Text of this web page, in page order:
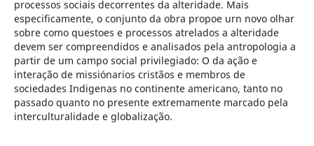
processos sociais decorrentes da alteridade. Mais
especificamente, o conjunto da obra propoe urn novo olhar
sobre como questoes e processos atrelados a alteridade
devem ser compreendidos e analisados pela antropologia a
partir de um campo social privilegiado: O da ação e
interação de missiónarios cristãos e membros de
sociedades Indigenas no continente americano, tanto no
passado quanto no presente extremamente marcado pela
interculturalidade e globalização.